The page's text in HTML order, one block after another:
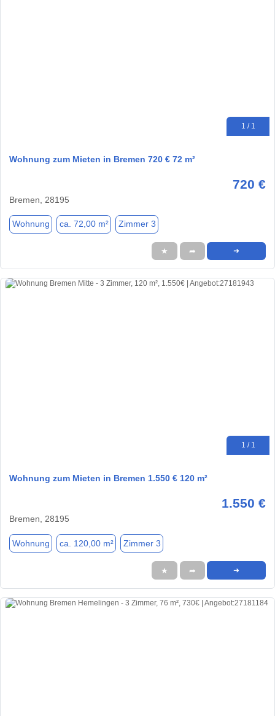
1 / 1
Wohnung zum Mieten in Bremen 720 € 72 m²
720 €
Bremen, 28195
Wohnung ca. 72,00 m² Zimmer 3
★ ➦ ➜
1 / 1
Wohnung zum Mieten in Bremen 1.550 € 120 m²
1.550 €
Bremen, 28195
Wohnung ca. 120,00 m² Zimmer 3
★ ➦ ➜